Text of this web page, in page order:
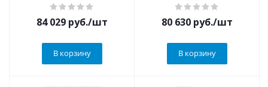
84 029 руб./шт
В корзину
80 630 руб./шт
В корзину